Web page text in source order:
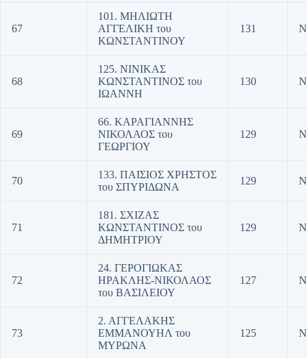
67
101. ΜΗΛΙΩΤΗ
ΑΓΓΕΛΙΚΗ του
ΚΩΝΣΤΑΝΤΙΝΟΥ
131
68
125. ΝΙΝΙΚΑΣ
ΚΩΝΣΤΑΝΤΙΝΟΣ του
ΙΩΑΝΝΗ
130
69
66. ΚΑΡΑΓΙΑΝΝΗΣ
ΝΙΚΟΛΑΟΣ του
ΓΕΩΡΓΙΟΥ
129
70
133. ΠΑΙΣΙΟΣ ΧΡΗΣΤΟΣ
του ΣΠΥΡΙΔΩΝΑ
129
71
181. ΣΧΙΖΑΣ
ΚΩΝΣΤΑΝΤΙΝΟΣ του
ΔΗΜΗΤΡΙΟΥ
129
72
24. ΓΕΡΟΓΙΩΚΑΣ
ΗΡΑΚΛΗΣ-ΝΙΚΟΛΑΟΣ
του ΒΑΣΙΛΕΙΟΥ
127
73
2. ΑΓΓΕΛΑΚΗΣ
ΕΜΜΑΝΟΥΗΛ του
ΜΥΡΩΝΑ
125